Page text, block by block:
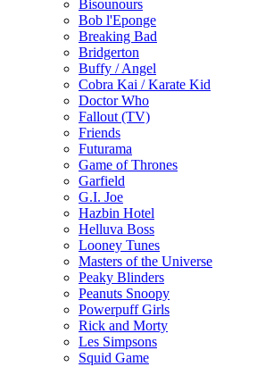
Bisounours
Bob l'Eponge
Breaking Bad
Bridgerton
Buffy / Angel
Cobra Kai / Karate Kid
Doctor Who
Fallout (TV)
Friends
Futurama
Game of Thrones
Garfield
G.I. Joe
Hazbin Hotel
Helluva Boss
Looney Tunes
Masters of the Universe
Peaky Blinders
Peanuts Snoopy
Powerpuff Girls
Rick and Morty
Les Simpsons
Squid Game